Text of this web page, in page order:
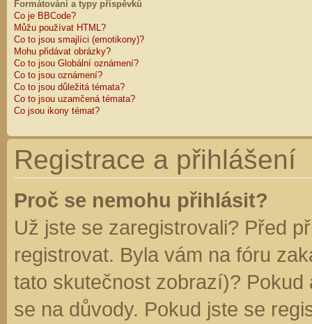
Formátování a typy příspěvků
Co je BBCode?
Můžu používat HTML?
Co to jsou smajlíci (emotikony)?
Mohu přidávat obrázky?
Co to jsou Globální oznámení?
Co to jsou oznámení?
Co to jsou důležitá témata?
Co to jsou uzamčená témata?
Co jsou ikony témat?
Registrace a přihlášení
Proč se nemohu přihlásit?
Už jste se zaregistrovali? Před
registrovat. Byla vám na fóru
tato skutečnost zobrazí)?
se na důvody. Pokud jste se